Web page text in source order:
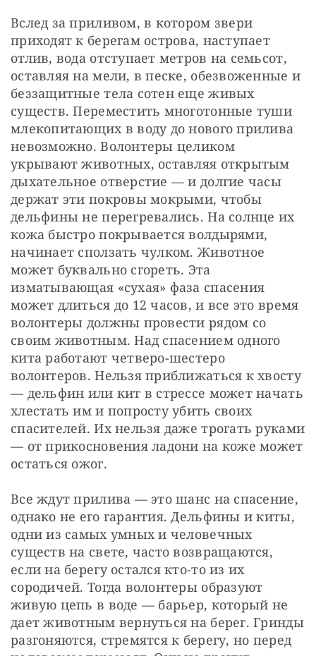
Вслед за приливом, в котором звери
приходят к берегам острова, наступает
отлив, вода отступает метров на семьсот,
оставляя на мели, в песке, обезвоженные и
беззащитные тела сотен еще живых
существ. Переместить многотонные туши
млекопитающих в воду до нового прилива
невозможно. Волонтеры целиком
укрывают животных, оставляя открытым
дыхательное отверстие — и долгие часы
держат эти покровы мокрыми, чтобы
дельфины не перегревались. На солнце их
кожа быстро покрывается волдырями,
начинает сползать чулком. Животное
может буквально сгореть. Эта
изматывающая «сухая» фаза спасения
может длиться до 12 часов, и все это время
волонтеры должны провести рядом со
своим животным. Над спасением одного
кита работают четверо-шестеро
волонтеров. Нельзя приближаться к хвосту
— дельфин или кит в стрессе может начать
хлестать им и попросту убить своих
спасителей. Их нельзя даже трогать руками
— от прикосновения ладони на коже может
остаться ожог.
Все ждут прилива — это шанс на спасение,
однако не его гарантия. Дельфины и киты,
одни из самых умных и человечных
существ на свете, часто возвращаются,
если на берегу остался кто-то из их
сородичей. Тогда волонтеры образуют
живую цепь в воде — барьер, который не
дает животным вернуться на берег. Гринды
разгоняются, стремятся к берегу, но перед